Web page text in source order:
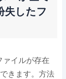
失したフ
ァイルが存在
きます。方法